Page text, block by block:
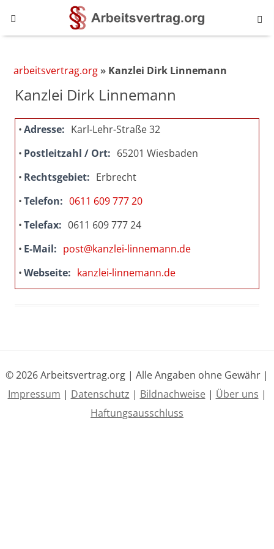
arbeitsvertrag.org Kanzlei Dirk Linnemann
Kanzlei Dirk Linnemann
Adresse
Karl-Lehr-Straße 32
Postleitzahl / Ort
65201 Wiesbaden
Rechtsgebiet
Erbrecht
Telefon
0611 609 777 20
Telefax
0611 609 777 24
E-Mail
post@kanzlei-linnemann.de
Webseite
kanzlei-linnemann.de
© 2026 Arbeitsvertrag.org | Alle Angaben ohne Gewähr |
Impressum | Datenschutz | Bildnachweise | Über uns |
Haftungsausschluss